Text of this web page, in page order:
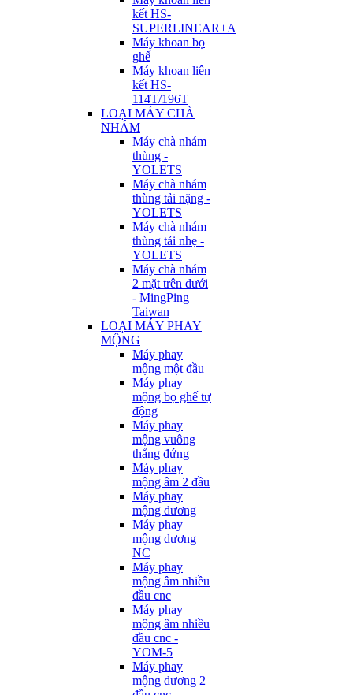
kết HS-
SUPERLINEAR+A
Máy khoan bọ
ghế
Máy khoan liên
kết HS-
114T/196T
LOẠI MÁY CHÀ
NHÁM
Máy chà nhám
thùng -
YOLETS
Máy chà nhám
thùng tải nặng -
YOLETS
Máy chà nhám
thùng tải nhẹ -
YOLETS
Máy chà nhám
2 mặt trên dưới
- MingPing
Taiwan
LOẠI MÁY PHAY
MỘNG
Máy phay
mộng một đầu
Máy phay
mộng bọ ghế tự
động
Máy phay
mộng vuông
thẳng đứng
Máy phay
mộng âm 2 đầu
Máy phay
mộng dương
Máy phay
mộng dương
NC
Máy phay
mộng âm nhiều
đầu cnc
Máy phay
mộng âm nhiều
đầu cnc -
YOM-5
Máy phay
mộng dương 2